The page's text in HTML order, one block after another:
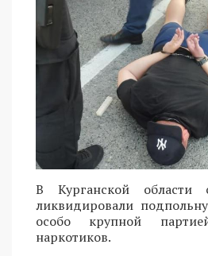
В Курганской области
ликвидировали
особо крупной
наркотиков.